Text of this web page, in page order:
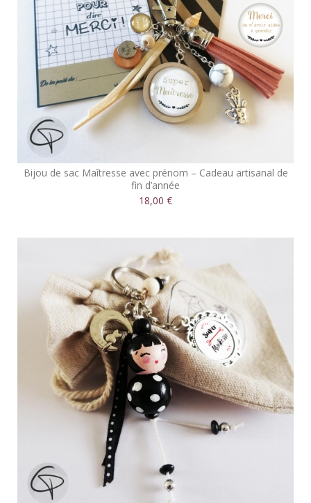
Bijou de sac Maîtresse avec prénom – Cadeau artisanal de
fin d’année
18,00 €